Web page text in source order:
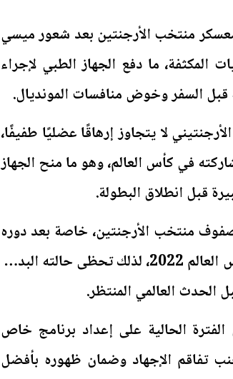
منتخب الأرجنتين بعد شعور ميسي
المكثفة، ما دفع الجهاز الطبي لإجراء
قبل السفر وخوض منافسات المونديال.
لا يتجاوز إرهاقًا عضليًا طفيفًا،
في كأس العالم، وهو ما منح الجهاز
قبل انطلاق البطولة.
منتخب الأرجنتين، خاصة بعد دوره
التاريخي في قيادة التانجو للتتويج بلقب كأس العالم 2022، لذلك تحظى حالته البدنية
الحدث العالمي المنتظر.
الحالية على إعداد برنامج خاص
تفاقم الإجهاد وضمان ظهوره بأفضل